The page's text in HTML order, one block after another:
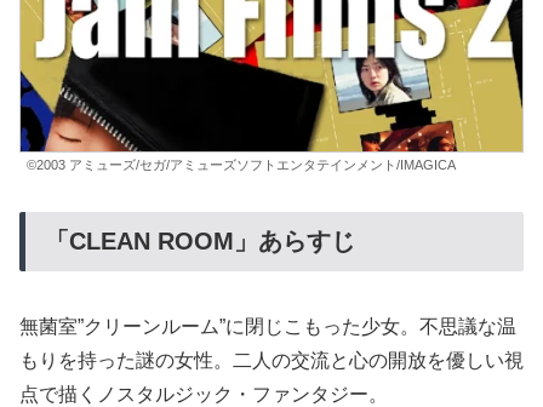
©2003 アミューズ/セガ/アミューズソフトエンタテインメント/IMAGICA
「CLEAN ROOM」あらすじ
無菌室”クリーンルーム”に閉じこもった少女。不思議な温
もりを持った謎の女性。二人の交流と心の開放を優しい視
点で描くノスタルジック・ファンタジー。